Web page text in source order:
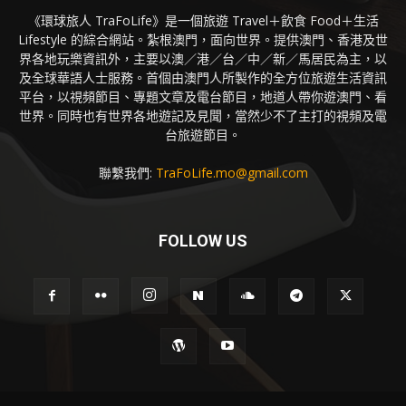
《環球旅人 TraFoLife》是一個旅遊 Travel＋飲食 Food＋生活
Lifestyle 的綜合網站。紮根澳門，面向世界。提供澳門、香港及世
界各地玩樂資訊外，主要以澳／港／台／中／新／馬居民為主，以
及全球華語人士服務。首個由澳門人所製作的全方位旅遊生活資訊
平台，以視頻節目、專題文章及電台節目，地道人帶你遊澳門、看
世界。同時也有世界各地遊記及見聞，當然少不了主打的視頻及電
台旅遊節目。
聯繫我們: TraFoLife.mo@gmail.com
FOLLOW US